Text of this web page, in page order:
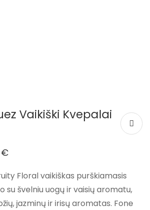
Vaikiški Kvepalai
€
Floral vaikiškas purškiamasis
su švelniu uogų ir vaisių aromatu,
jazminų ir irisų aromatas. Fone